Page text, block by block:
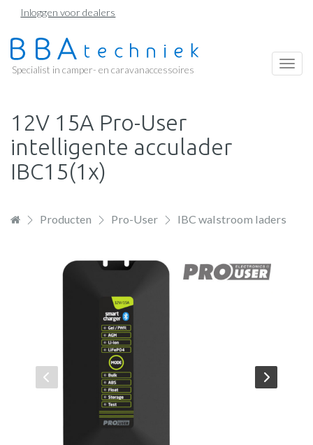
Overslaan
naar
de
Inloggen voor dealers
Specialist in camper- en caravanaccessoires
12V 15A Pro-User
intelligente acculader
IBC15(1x)
Producten Pro-User IBC walstroom laders